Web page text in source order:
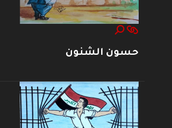
حسون الشنون